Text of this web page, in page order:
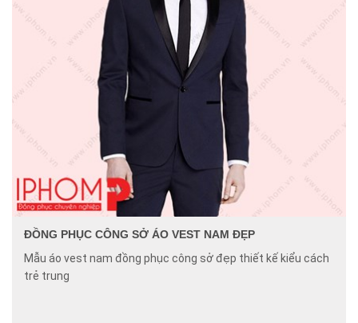
ĐỒNG PHỤC CÔNG SỞ ÁO VEST NAM ĐẸP
Mẫu áo vest nam đồng phục công sở đẹp thiết kế kiểu cách
trẻ trung